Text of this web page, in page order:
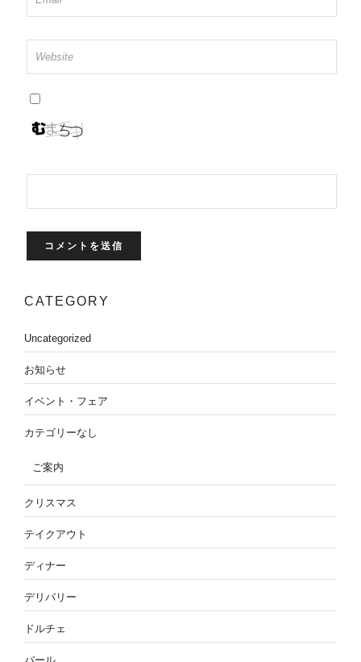
CATEGORY
Uncategorized
お知らせ
イベント・フェア
カテゴリーなし
ご案内
クリスマス
テイクアウト
ディナー
デリバリー
ドルチェ